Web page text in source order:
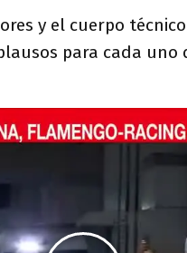
y el cuerpo
para cada uno